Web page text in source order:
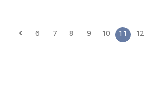
6 7 8 9 10 11 12